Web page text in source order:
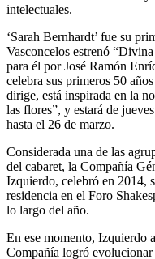
intelectuales.
‘Sarah Bernhardt’ fue su
Vasconcelos estrenó
para él por José Ramón
celebra sus primeros 50
dirige, está inspirada en la
las flores”, y estará de
hasta el 26 de marzo.
Considerada una de las
del cabaret, la Compañía
Izquierdo, celebró en 2014,
residencia en el Foro
lo largo del año.
En ese momento, Izquierdo
Compañía logró